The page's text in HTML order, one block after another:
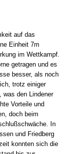
auf das
Einheit 7m
im Wettkampf.
getragen und es
besser, als noch
trotz einiger
was den Lindener
Vorteile und
doch beim
In
und Friedberg
konnten sich die